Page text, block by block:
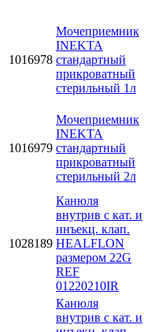
1016978
Мочеприемник
INEKTA
стандартный
прикроватный
стерильный 1л
1016979
Мочеприемник
INEKTA
стандартный
прикроватный
стерильный 2л
1028189
Канюля
внутрив с кат. и
инъекц. клап.
HEALFLON
размером 22G
REF
01220210IR
Канюля
внутрив с кат. и